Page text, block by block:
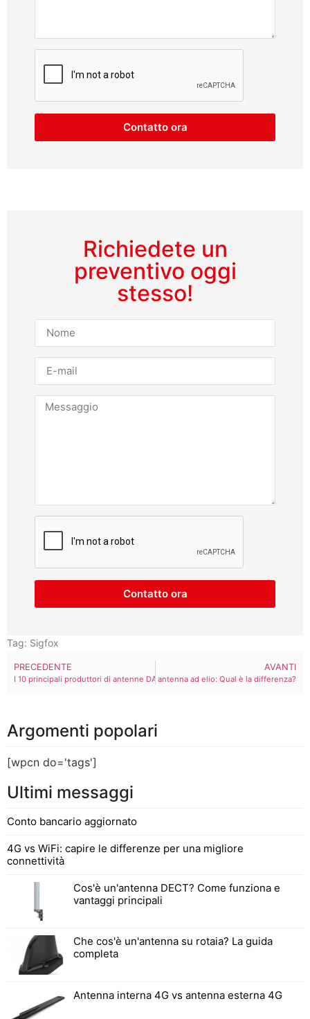
Contatto ora
Richiedete un
preventivo oggi
stesso!
Contatto ora
Tag: Sigfox
AVANTI
Antenna Wi-Fi vs. antenna ad elio: Qual è la differenza?
PRECEDENTE
I 10 principali produttori di antenne DAS nel 2024
Argomenti popolari
[wpcn do='tags']
Ultimi messaggi
Conto bancario aggiornato
4G vs WiFi: capire le differenze per una migliore
connettività
Cos'è un'antenna DECT? Come funziona e
vantaggi principali
Che cos'è un'antenna su rotaia? La guida
completa
Antenna interna 4G vs antenna esterna 4G